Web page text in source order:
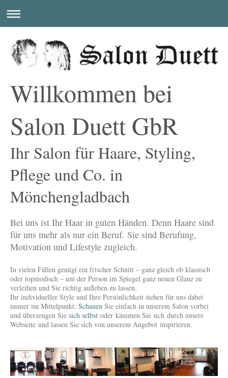
Willkommen bei
Salon Duett GbR
Ihr Salon für Haare, Styling,
Pflege und Co. in
Mönchengladbach
Bei uns ist Ihr Haar in guten Händen. Denn Haare sind
für uns mehr als nur ein Beruf. Sie sind Berufung,
Motivation und Lifestyle zugleich.
In vielen Fällen genügt ein frischer Schnitt – ganz gleich ob klassisch
oder topmodisch – um der Person im Spiegel ganz neuen Glanz zu
verleihen und Sie richtig aufleben zu lassen.
Ihr individueller Style und Ihre Persönlichkeit stehen für uns dabei
immer im Mittelpunkt. Schauen Sie einfach in unserem Salon vorbei
und überzeugen Sie sich selbst oder kämmen Sie sich durch unsere
Webseite und lassen Sie sich von unserem Angebot inspirieren.